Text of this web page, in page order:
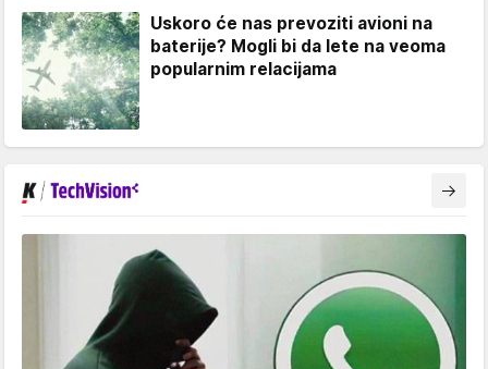
Uskoro će nas prevoziti avioni na
baterije? Mogli bi da lete na veoma
popularnim relacijama